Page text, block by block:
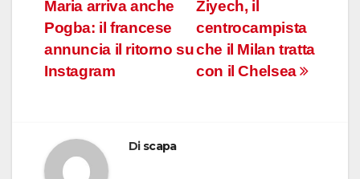
articoli
Ziyech, il
centrocampista
che il Milan tratta
con il Chelsea
Maria arriva anche
Pogba: il francese
annuncia il ritorno su
Instagram
Di scapa